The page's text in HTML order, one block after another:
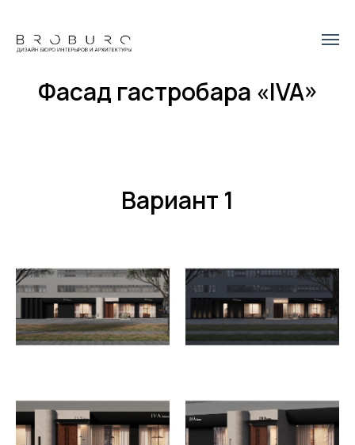
Фасад гастробара «IVA»
Вариант 1